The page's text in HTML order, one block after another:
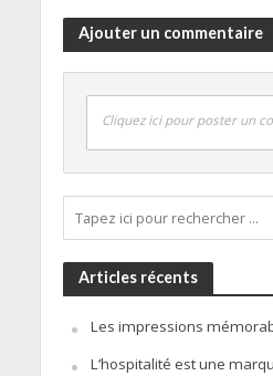
Ajouter un commentaire
Cliquez ici pour poster un
Articles récents
Les impressions
L’hospitalité est une